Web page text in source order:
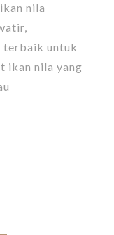
nila
terbaik untuk
ikan nila yang